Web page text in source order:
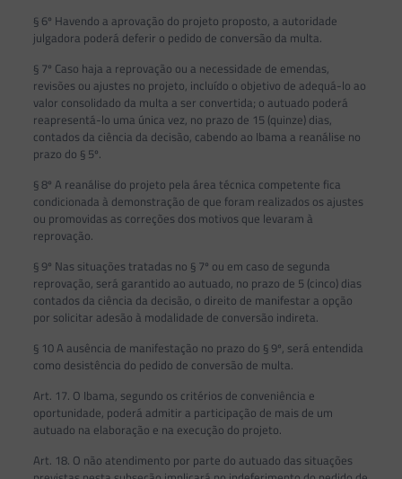
§ 6º Havendo a aprovação do projeto proposto, a autoridade
julgadora poderá deferir o pedido de conversão da multa.
§ 7º Caso haja a reprovação ou a necessidade de emendas,
revisões ou ajustes no projeto, incluído o objetivo de adequá-lo ao
valor consolidado da multa a ser convertida; o autuado poderá
reapresentá-lo uma única vez, no prazo de 15 (quinze) dias,
contados da ciência da decisão, cabendo ao Ibama a reanálise no
prazo do § 5º.
§ 8º A reanálise do projeto pela área técnica competente fica
condicionada à demonstração de que foram realizados os ajustes
ou promovidas as correções dos motivos que levaram à
reprovação.
§ 9º Nas situações tratadas no § 7º ou em caso de segunda
reprovação, será garantido ao autuado, no prazo de 5 (cinco) dias
contados da ciência da decisão, o direito de manifestar a opção
por solicitar adesão à modalidade de conversão indireta.
§ 10 A ausência de manifestação no prazo do § 9º, será entendida
como desistência do pedido de conversão de multa.
Art. 17. O Ibama, segundo os critérios de conveniência e
oportunidade, poderá admitir a participação de mais de um
autuado na elaboração e na execução do projeto.
Art. 18. O não atendimento por parte do autuado das situações